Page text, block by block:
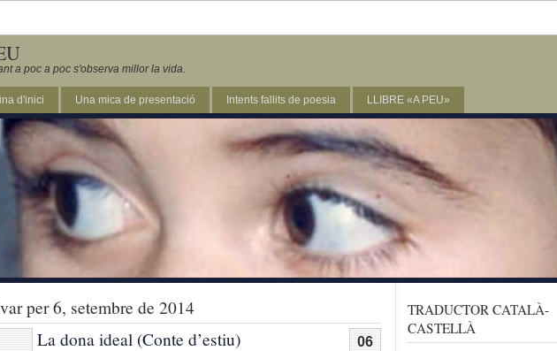
a poc a poc s'observa millor la vida.
d'inici Una mica de presentació Intents fallits de poesia LLIBRE «A PEU»
per 6, setembre de 2014
06
La dona ideal (Conte d’estiu)
TRADUCTOR CATALÀ-
CASTELLÀ